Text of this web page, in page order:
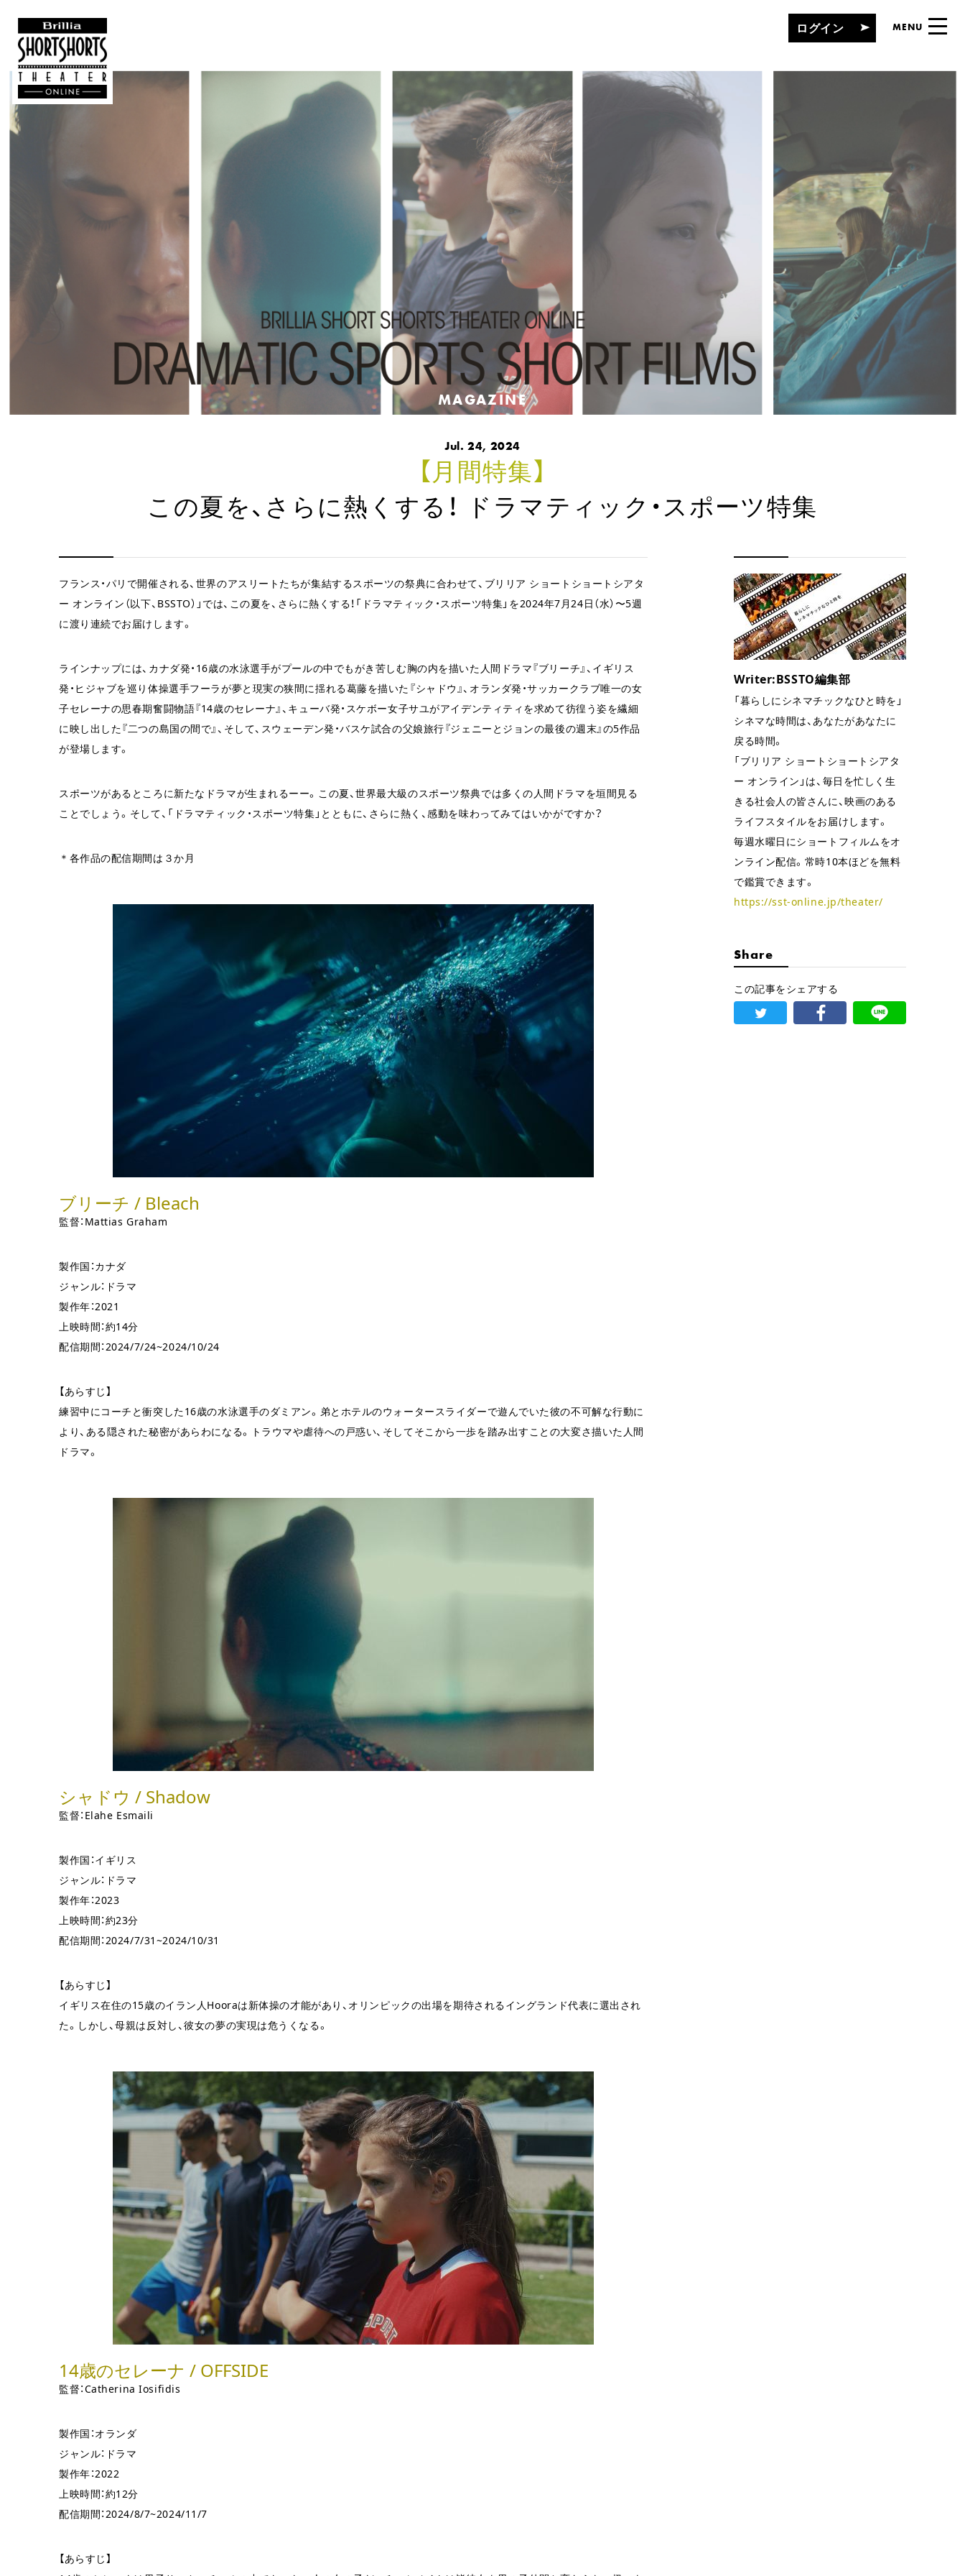
ログイン MENU
MAGAZINE
Jul. 24, 2024
【月間特集】
この夏を、さらに熱くする！ ドラマティック・スポーツ特集
フランス・パリで開催される、世界のアスリートたちが集結するスポーツの祭典に合わせて、ブリリア ショートショートシアタ
ー オンライン（以下、BSSTO）」では、この夏を、さらに熱くする！「ドラマティック・スポーツ特集」を2024年7月24日（水）〜5週
に渡り連続でお届けします。
ラインナップには、カナダ発・16歳の水泳選手がプールの中でもがき苦しむ胸の内を描いた人間ドラマ『ブリーチ』、イギリス
発・ヒジャブを巡り体操選手フーラが夢と現実の狭間に揺れる葛藤を描いた『シャドウ』、オランダ発・サッカークラブ唯一の女
子セレーナの思春期奮闘物語『14歳のセレーナ』、キューバ発・スケボー女子サユがアイデンティティを求めて彷徨う姿を繊細
に映し出した『二つの島国の間で』、そして、スウェーデン発・バスケ試合の父娘旅行『ジェニーとジョンの最後の週末』の5作品
が登場します。
スポーツがあるところに新たなドラマが生まれるーー。この夏、世界最大級のスポーツ祭典では多くの人間ドラマを垣間見る
ことでしょう。そして、「ドラマティック・スポーツ特集」とともに、さらに熱く、感動を味わってみてはいかがですか？
＊各作品の配信期間は３か月
ブリーチ / Bleach
監督：Mattias Graham
製作国：カナダ
ジャンル：ドラマ
製作年：2021
上映時間：約14分
配信期間：2024/7/24~2024/10/24
【あらすじ】
練習中にコーチと衝突した16歳の水泳選手のダミアン。弟とホテルのウォータースライダーで遊んでいた彼の不可解な行動に
より、ある隠された秘密があらわになる。トラウマや虐待への戸惑い、そしてそこから一歩を踏み出すことの大変さ描いた人間
ドラマ。
シャドウ / Shadow
監督：Elahe Esmaili
製作国：イギリス
ジャンル：ドラマ
製作年：2023
上映時間：約23分
配信期間：2024/7/31~2024/10/31
【あらすじ】
イギリス在住の15歳のイラン人Hooraは新体操の才能があり、オリンピックの出場を期待されるイングランド代表に選出され
た。しかし、母親は反対し、彼女の夢の実現は危うくなる。
14歳のセレーナ / OFFSIDE
監督：Catherina Iosifidis
製作国：オランダ
ジャンル：ドラマ
製作年：2022
上映時間：約12分
配信期間：2024/8/7~2024/11/7
【あらすじ】
Writer:BSSTO編集部
「暮らしにシネマチックなひと時を」
シネマな時間は、あなたがあなたに
戻る時間。
「ブリリア ショートショートシアタ
ー オンライン」は、毎日を忙しく生
きる社会人の皆さんに、映画のある
ライフスタイルをお届けします。
毎週水曜日にショートフィルムをオ
ンライン配信。常時10本ほどを無料
で鑑賞できます。
https://sst-online.jp/theater/
Share
この記事をシェアする